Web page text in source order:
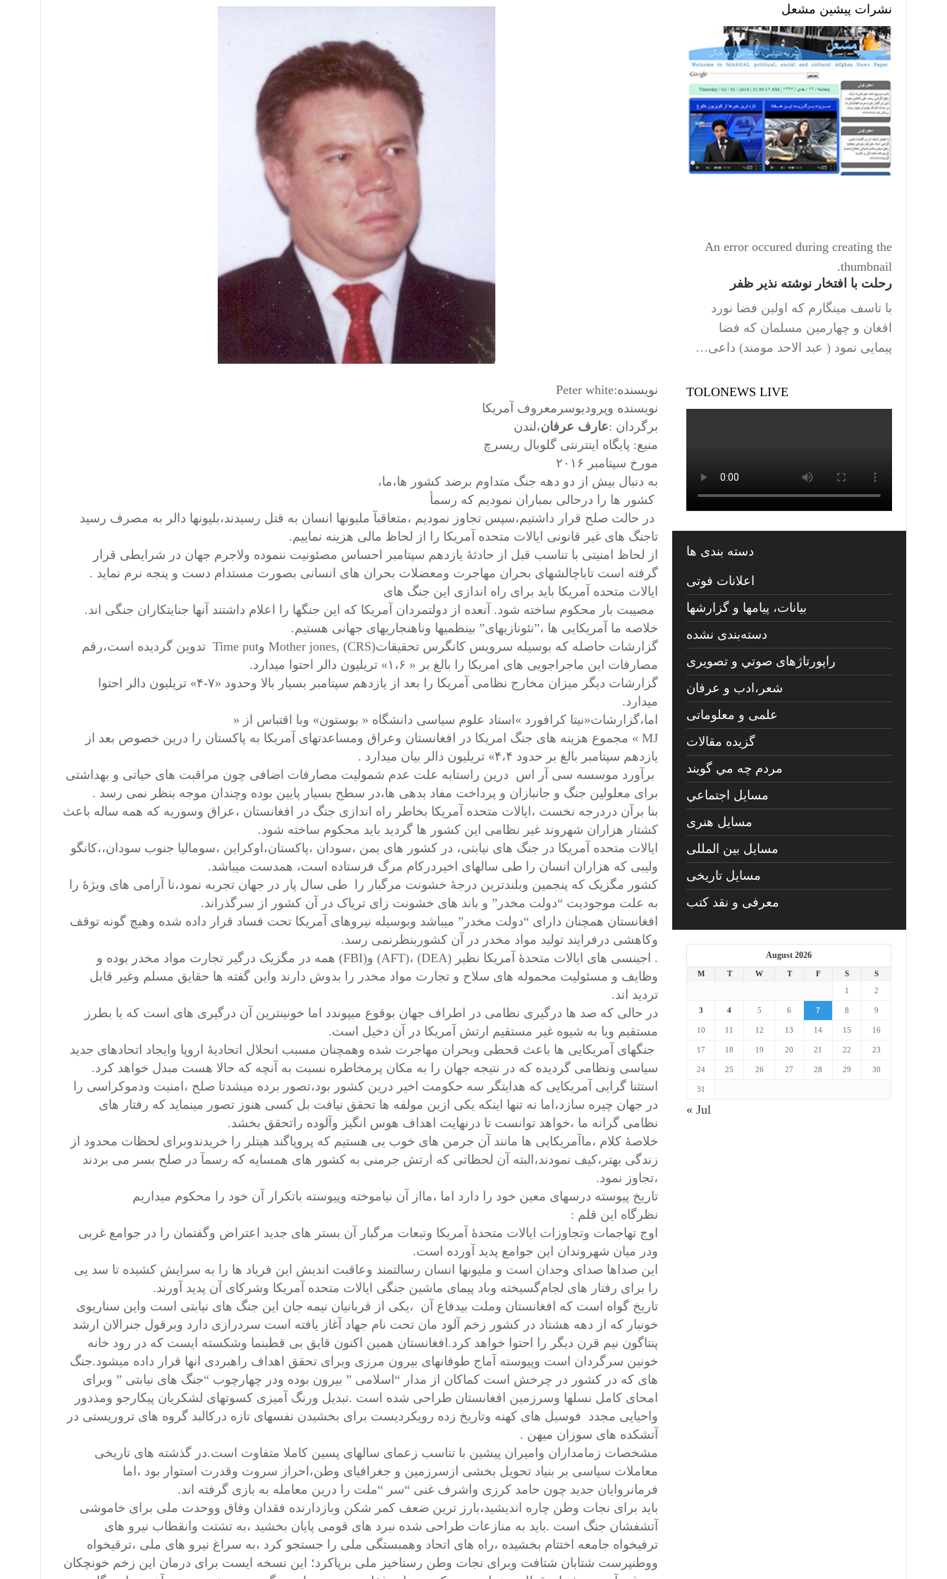
نویسنده:Peter white
نویسنده وپرودیوسرمعروف آمریکا
برگردان :عارف عرفان،لندن
منبع: پایگاه اینترنتی گلوبال ریسرچ
مورخ سپتامبر ۲۰۱۶
به دنبال بیش از دو دهه جنگ متداوم برضد کشور ها،ما،
کشور ها را درحالی بمباران نمودیم که رسمأ
در حالت صلح قرار داشتیم،سپس تجاوز نمودیم ،متعاقبآ ملیونها انسان به قتل رسیدند،بلیونها دالر به مصرف رسید
تاجنگ های غیر قانونی ایالات متحده آمریکا را از لحاظ مالی هزینه نماییم.
از لحاظ امنیتی با تناسب قبل از حادثهٔ یازدهم سپتامبر احساس مصئونیت ننموده ولاجرم جهان در شرایطی قرار
گرفته است تاباچالشهای بحران مهاجرت ومعضلات بحران های انسانی بصورت مستدام دست و پنجه نرم نماید .
ایالات متحده آمریکا باید برای راه اندازی این جنگ های
مصیبت بار محکوم ساخته شود. آنعده از دولتمردان آمریکا که این جنگها را اعلام داشتند آنها جنایتکاران جنگی اند.
خلاصه ما آمریکایی ها ،”نئونازیهای” بینظمیها وناهنجاریهای جهانی هستیم.
گزارشات حاصله که بوسیله سرویس کانگرس تحقیقات(CRS) ,Mother jones وTime put تدوین گردیده است،رقم
مصارفات این ماجراجویی های امریکا را بالغ بر « ۱،۶» تریلیون دالر احتوا میدارد.
گزارشات دیگر میزان مخارج نظامی آمریکا را بعد از یازدهم سپتامبر بسیار بالا وحدود «۷-۴» تریلیون دالر احتوا
میدارد.
اما،گزارشات«نیتا کرافورد »استاد علوم سیاسی دانشگاه « بوستون» وبا اقتباس از «
MJ » مجموع هزینه های جنگ امریکا در افغانستان وعراق ومساعدتهای آمریکا به پاکستان را درین خصوص بعد از
یازدهم سپتامبر بالغ بر حدود ۴،۴» تریلیون دالر بیان میدارد .
برآورد موسسه سی آر اس درین راستابه علت عدم شمولیت مصارفات اضافی چون مراقبت های حیاتی و بهداشتی
برای معلولین جنگ و جانبازان و پرداخت مفاد بدهی ها،در سطح بسیار پایین بوده وچندان موجه بنظر نمی رسد .
بنا برآن دردرجه نخست ،ایالات متحده آمریکا بخاطر راه اندازی جنگ در افغانستان ،عراق وسوریه که همه ساله باعث
کشتار هزاران شهروند غیر نظامی این کشور ها گردید باید محکوم ساخته شود.
ایالات متحده آمریکا در جنگ های نیابتی، در کشور های یمن ،سودان ،پاکستان،اوکراین ،سومالیا جنوب سودان،،کانگو
ولیبی که هزاران انسان را طی سالهای اخیردرکام مرگ فرستاده است، همدست میباشد.
کشور مگزیک که پنجمین وبلندترین درجهٔ خشونت مرگبار را طی سال پار در جهان تجربه نمود،نا آرامی های ویژهٔ را
به علت موجودیت “دولت مخدر” و باند های خشونت زای تریاک در آن کشور از سرگذراند.
افغانستان همچنان دارای “دولت مخدر” میباشد وبوسیله نیروهای آمریکا تحت فساد قرار داده شده وهیچ گونه توقف
وکاهشی درفرایند تولید مواد مخدر در آن کشوربنظرنمی رسد.
. اجینسی های ایالات متحدهٔ آمریکا نظیر (DEA) ،(AFT) و(FBI) همه در مگزیک درگیر تجارت مواد مخدر بوده و
وظایف و مسئولیت محموله های سلاح و تجارت مواد مخدر را بدوش دارند واین گفته ها حقایق مسلم وغیر قابل
تردید اند.
در حالی که صد ها درگیری نظامی در اطراف جهان بوقوع میپوندد اما خونینترین آن درگیری های است که یا بطرز
مستقیم ویا به شیوه غیر مستقیم ارتش آمریکا در آن دخیل است.
جنگهای آمریکایی ها باعث قحطی وبحران مهاجرت شده وهمچنان مسبب انحلال اتحادیهٔ اروپا وایجاد اتحادهای جدید
سیاسی ونظامی گردیده که در نتیجه جهان را به مکان پرمخاطره نسبت به آنچه که حالا هست مبدل خواهد کرد.
استثنا گرایی آمریکایی که هدایتگر سه حکومت اخیر درین کشور بود،تصور برده میشدتا صلح ،امنیت ودموکراسی را
در جهان چیره سازد،اما نه تنها اینکه یکی ازین مولفه ها تحقق نیافت بل کسی هنوز تصور مینماید که رفتار های
نظامی گرانه ما ،خواهد توانست تا درنهایت اهداف هوس انگیز وآلوده راتحقق بخشد.
خلاصهٔ کلام ،ماآمریکایی ها مانند آن جرمن های خوب یی هستیم که پروپاگند هیتلر را خریدندوبرای لحظات محدود از
زندگی بهتر،کیف نمودند،البته آن لحظاتی که ارتش جرمنی به کشور های همسایه که رسمآ در صلح بسر می بردند
،تجاوز نمود.
تاریخ پیوسته درسهای معین خود را دارد اما ،مااز آن نیاموخته وپیوسته باتکرار آن خود را محکوم میداریم
نظرگاه این قلم :
اوج تهاجمات وتجاوزات ایالات متحدهٔ آمریکا وتبعات مرگبار آن بستر های جدید اعتراض وگفتمان را در جوامع غربی
ودر میان شهروندان این جوامع پدید آورده است.
این صداها صدای وجدان است و ملیونها انسان رسالتمند وعاقبت اندیش این فریاد ها را به سرایش کشیده تا سد یی
را برای رفتار های لجام‌گسیخته وباد پیمای ماشین جنگی ایالات متحده آمریکا وشرکای آن پدید آورند.
تاریخ گواه است که افغانستان وملت بیدفاع آن ،یکی از قربانیان نیمه جان این جنگ های نیابتی است واین سناریوی
خونبار که از دهه هشتاد در کشور زخم آلود مان تحت نام جهاد آغاز یافته است سردرازی دارد وبرقول جنرالان ارشد
پنتاگون نیم قرن دیگر را احتوا خواهد کرد.افغانستان همین اکنون قایق بی قطبنما وشکسته ایست که در رود خانه
خونین سرگردان است وپیوسته آماج طوفانهای بیرون مرزی وبرای تحقق اهداف راهبردی انها قرار داده میشود.جنگ
های که در کشور در چرخش است کماکان از مدار “اسلامی ” بیرون بوده ودر چهارچوب “جنگ های نیابتی ” وبرای
امحای کامل نسلها وسرزمین افغانستان طراحی شده است .تبدیل ورنگ آمیزی کسوتهای لشکریان پیکارجو ومذدور
واحیایی مجدد فوسیل های کهنه وتاریخ زده رویکردیست برای بخشیدن نفسهای تازه درکالبد گروه های تروریستی در
آتشکده های سوزان میهن .
مشخصات زمامداران وامیران پیشین با تناسب زعمای سالهای پسین کاملا متفاوت است.در گذشته های تاریخی
معاملات سیاسی بر بنیاد تحویل بخشی ازسرزمین و جغرافیای وطن،احراز سروت وقدرت استوار بود ،اما
فرمانروایان جدید چون حامد کرزی واشرف غنی “سر “ملت را درین معامله به بازی گرفته اند.
باید برای نجات وطن چاره اندیشید،بارز ترین ضعف کمر شکن وبازدارنده فقدان وفاق ووحدت ملی برای خاموشی
آتشفشان جنگ است .باید به منازعات طراحی شده نبرد های قومی پایان بخشید ،به تشتت وانقطاب نیرو های
ترفیخواه جامعه اختتام بخشیده ،راه های اتحاد وهمبستگی ملی را جستجو کرد ،به سراغ نیرو های ملی ،ترقیخواه
ووطنپرست شتابان شتافت وبرای نجات وطن رستاخیز ملی برپاکرد؛ این نسخه ایست برای درمان این زخم خونچکان
نشرات پیشین مشعل
An error occured during creating the
thumbnail.
رحلت با افتخار نوشته نذیر ظفر
با تاسف مینگارم که اولین فضا نورد
افغان و چهارمین مسلمان که فضا
پیمایی نمود ( عبد الاحد مومند) داعی…
TOLONEWS LIVE
دسته بندی ها
اعلانات فوتی
بیانات، پیامها و گزارشها
دسته‌بندی نشده
راپورتاژهای صوتي و تصويری
شعر،ادب و عرفان
علمی و معلوماتی
گزیده مقالات
مردم چه مي گويند
مسايل اجتماعي
مسايل هنری
مسایل بین المللی
مسایل تاریخی
معرفی و نقد کتب
August 2026
M T W T F S
S
1
2
3 4 5 6 7 8 9
10 11 12 13 14 15 16
17 18 19 20 21 22 23
24 25 26 27 28 29 30
31
« Jul